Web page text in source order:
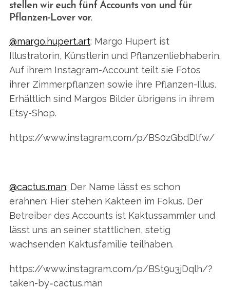
stellen wir euch fünf Accounts von und für
Pflanzen-Lover vor.
@margo.hupert.art: Margo Hupert ist
Illustratorin, Künstlerin und Pflanzenliebhaberin.
Auf ihrem Instagram-Account teilt sie Fotos
ihrer Zimmerpflanzen sowie ihre Pflanzen-Illus.
Erhältlich sind Margos Bilder übrigens in ihrem
Etsy-Shop.
https://www.instagram.com/p/BS0zGbdDlfw/
@cactus.man: Der Name lässt es schon
erahnen: Hier stehen Kakteen im Fokus. Der
Betreiber des Accounts ist Kaktussammler und
lässt uns an seiner stattlichen, stetig
wachsenden Kaktusfamilie teilhaben.
https://www.instagram.com/p/BSt9u3jDqlh/?
taken-by=cactus.man